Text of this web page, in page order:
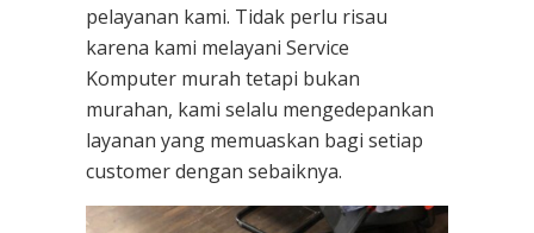
pelayanan kami. Tidak perlu risau
karena kami melayani Service
Komputer murah tetapi bukan
murahan, kami selalu mengedepankan
layanan yang memuaskan bagi setiap
customer dengan sebaiknya.